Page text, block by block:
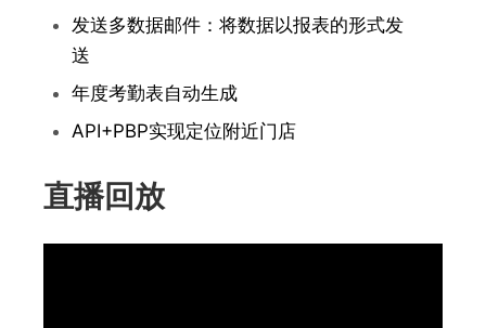
发送多数据邮件：将数据以报表的形式发
送
年度考勤表自动生成
API+PBP实现定位附近门店
直播回放